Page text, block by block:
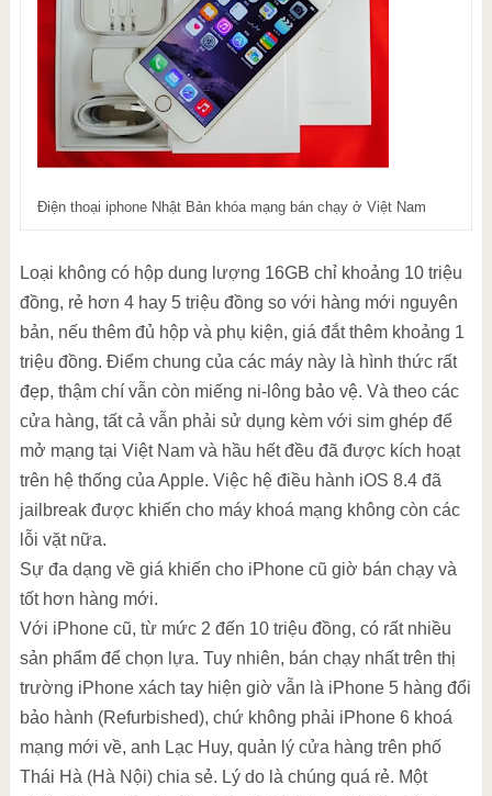
Điện thoại iphone Nhật Bản khóa mạng bán chạy ở Việt Nam
Loại không có hộp dung lượng 16GB chỉ khoảng 10 triệu
đồng, rẻ hơn 4 hay 5 triệu đồng so với hàng mới nguyên
bản, nếu thêm đủ hộp và phụ kiện, giá đắt thêm khoảng 1
triệu đồng. Điểm chung của các máy này là hình thức rất
đẹp, thậm chí vẫn còn miếng ni-lông bảo vệ. Và theo các
cửa hàng, tất cả vẫn phải sử dụng kèm với sim ghép để
mở mạng tại Việt Nam và hầu hết đều đã được kích hoạt
trên hệ thống của Apple. Việc hệ điều hành iOS 8.4 đã
jailbreak được khiến cho máy khoá mạng không còn các
lỗi vặt nữa.
Sự đa dạng về giá khiến cho iPhone cũ giờ bán chạy và
tốt hơn hàng mới.
Với iPhone cũ, từ mức 2 đến 10 triệu đồng, có rất nhiều
sản phẩm để chọn lựa. Tuy nhiên, bán chạy nhất trên thị
trường iPhone xách tay hiện giờ vẫn là iPhone 5 hàng đổi
bảo hành (Refurbished), chứ không phải iPhone 6 khoá
mạng mới về, anh Lạc Huy, quản lý cửa hàng trên phố
Thái Hà (Hà Nội) chia sẻ. Lý do là chúng quá rẻ. Một